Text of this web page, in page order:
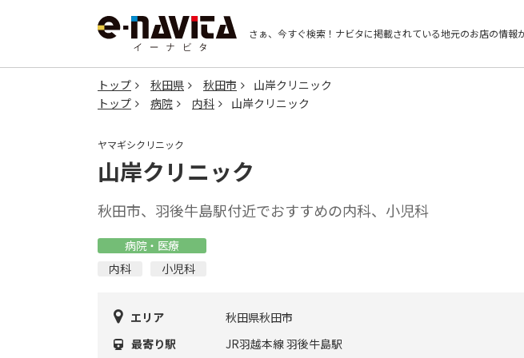
さぁ、今すぐ検索！ ナビタに掲載されている地元のお店の情報
トップ 秋田県 秋田市
山岸クリニック
トップ
病院 内科 山岸クリニック
ヤマギシクリニック
山岸クリニック
秋田市、羽後牛島駅付近でおすすめの内科、小児科
病院・医療
内科
小児科
エリア
秋田県秋田市
最寄り駅
JR羽越本線 羽後牛島駅